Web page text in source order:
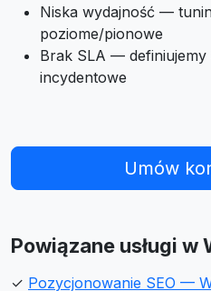
Niska wydajność —
poziome/pionowe
Brak SLA — definiujemy
incydentowe
Umów
Powiązane usługi w
✓ Pozycjonowanie SEO —